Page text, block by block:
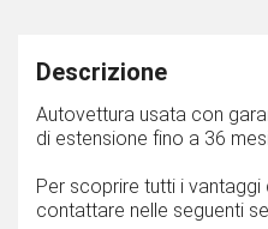
Descrizione
Autovettura usata con
di estensione fino a 36
Per scoprire tutti i
contattare nelle seguenti